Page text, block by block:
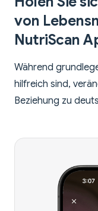
von
NutriScan
Während
hilfreich sind,
Beziehung zu